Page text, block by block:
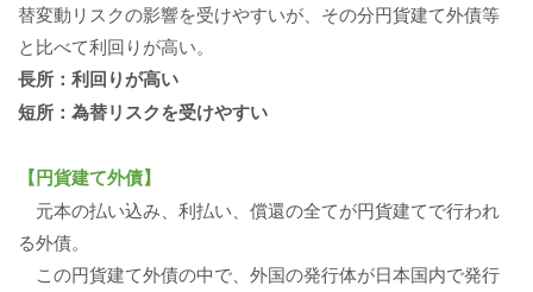
替変動リスクの影響を受けやすいが、その分円貨建て外債等
と比べて利回りが高い。
長所：利回りが高い
短所：為替リスクを受けやすい
【円貨建て外債】
元本の払い込み、利払い、償還の全てが円貨建てで行われ
る外債。
この円貨建て外債の中で、外国の発行体が日本国内で発行